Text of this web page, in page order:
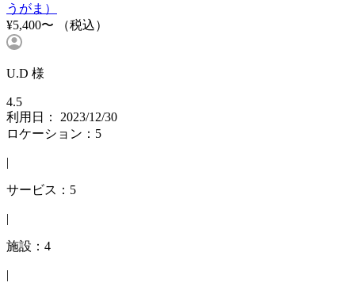
うがま）
¥5,400〜
（税込）
U.D 様
4.5
利用日： 2023/12/30
ロケーション：5
|
サービス：5
|
施設：4
|